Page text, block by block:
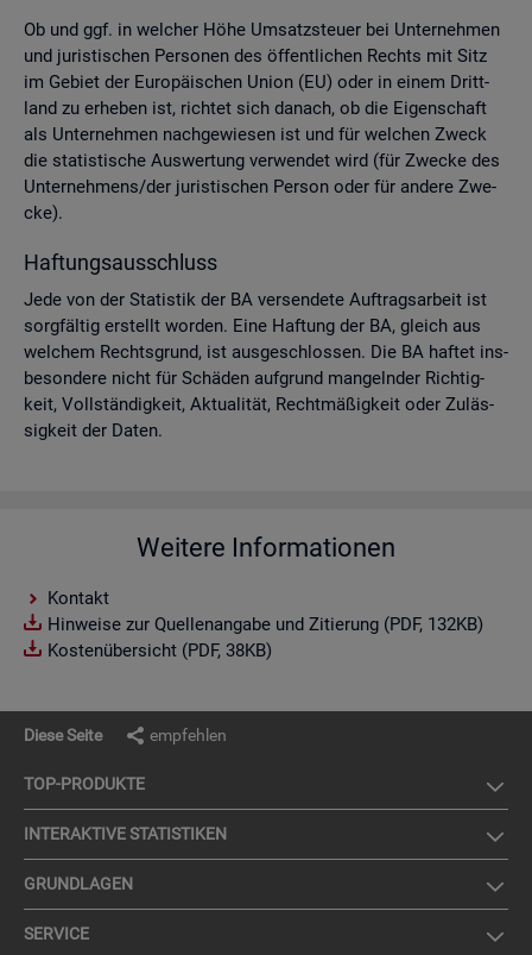
Ob und ggf. in wel­cher Höhe Um­satz­steu­er bei Un­ter­neh­men
und ju­ris­ti­schen Per­so­nen des öf­fent­li­chen Rechts mit Sitz
im Ge­biet der Eu­ro­päi­schen Union (EU) oder in einem Dritt­
land zu er­he­ben ist, rich­tet sich da­nach, ob die Ei­gen­schaft
als Un­ter­neh­men nach­ge­wie­sen ist und für wel­chen Zweck
die sta­tis­ti­sche Aus­wer­tung ver­wen­det wird (für Zwe­cke des
Un­ter­neh­mens/der ju­ris­ti­schen Per­son oder für an­de­re Zwe­
cke).
Haf­tungs­aus­schluss
Jede von der Sta­tis­tik der BA ver­sen­de­te Auf­trags­ar­beit ist
sorg­fäl­tig er­stellt wor­den. Eine Haf­tung der BA, gleich aus
wel­chem Rechts­grund, ist aus­ge­schlos­sen. Die BA haf­tet ins­
be­son­de­re nicht für Schä­den auf­grund man­geln­der Rich­tig­
keit, Voll­stän­dig­keit, Ak­tua­li­tät, Recht­mä­ßig­keit oder Zu­läs­
sig­keit der Daten.
Weitere Informationen
Kontakt
Hinweise zur Quellenangabe und Zitierung (PDF, 132KB)
Kostenübersicht (PDF, 38KB)
Diese Seite empfehlen
TOP-PRO­DUK­TE
IN­TER­AK­TI­VE STA­TIS­TI­KEN
GRUND­LA­GEN
SER­VICE